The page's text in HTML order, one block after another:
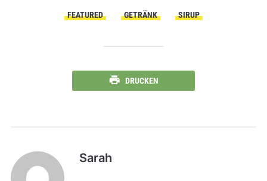
FEATURED GETRÄNK SIRUP
DRUCKEN
Sarah